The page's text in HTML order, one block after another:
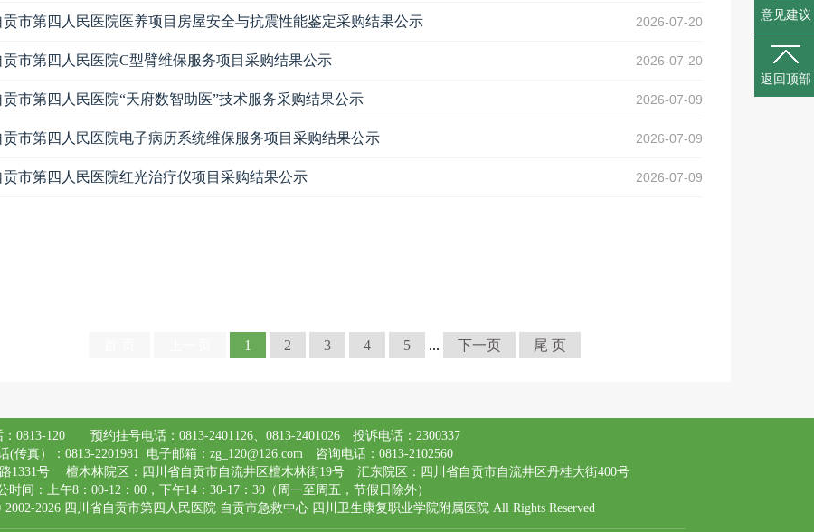
贡市第四人民医院医养项目房屋安全与抗震性能鉴定采购结果公示 2026-07-20
贡市第四人民医院C型臂维保服务项目采购结果公示 2026-07-20
贡市第四人民医院“天府数智助医”技术服务采购结果公示 2026-07-09
贡市第四人民医院电子病历系统维保服务项目采购结果公示 2026-07-09
贡市第四人民医院红光治疗仪项目采购结果公示 2026-07-09
1 2 3 4 5 ... 下一页 尾 页
意见建议
返回顶部
：0813-120 预约挂号电话：0813-2401126、0813-2401026 投诉电话：2300337
(传真）：0813-2201981 电子邮箱：zg_120@126.com 咨询电话：0813-2102560
1331号 檀木林院区：四川省自贡市自流井区檀木林街19号 汇东院区：四川省自贡市自流井区丹桂大街400号
时间：上午8：00-12：00，下午14：30-17：30（周一至周五，节假日除外）
2002-2026 四川省自贡市第四人民医院 自贡市急救中心 四川卫生康复职业学院附属医院 All Rights Reserved